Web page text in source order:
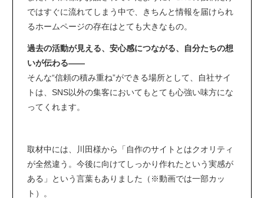
ではすぐに流れてしまう中で、きちんと情報を届けられ
るホームページの存在はとても大きなもの。
過去の活動が見える、安心感につながる、自分たちの想
いが伝わる――
そんな“信頼の積み重ね”ができる場所として、自社サイ
トは、SNS以外の集客においてもとても心強い味方にな
ってくれます。
取材中には、川田様から「自作のサイトとはクオリティ
が全然違う。今後に向けてしっかり作れたという実感が
ある」という言葉もありました（※動画では一部カッ
ト）。